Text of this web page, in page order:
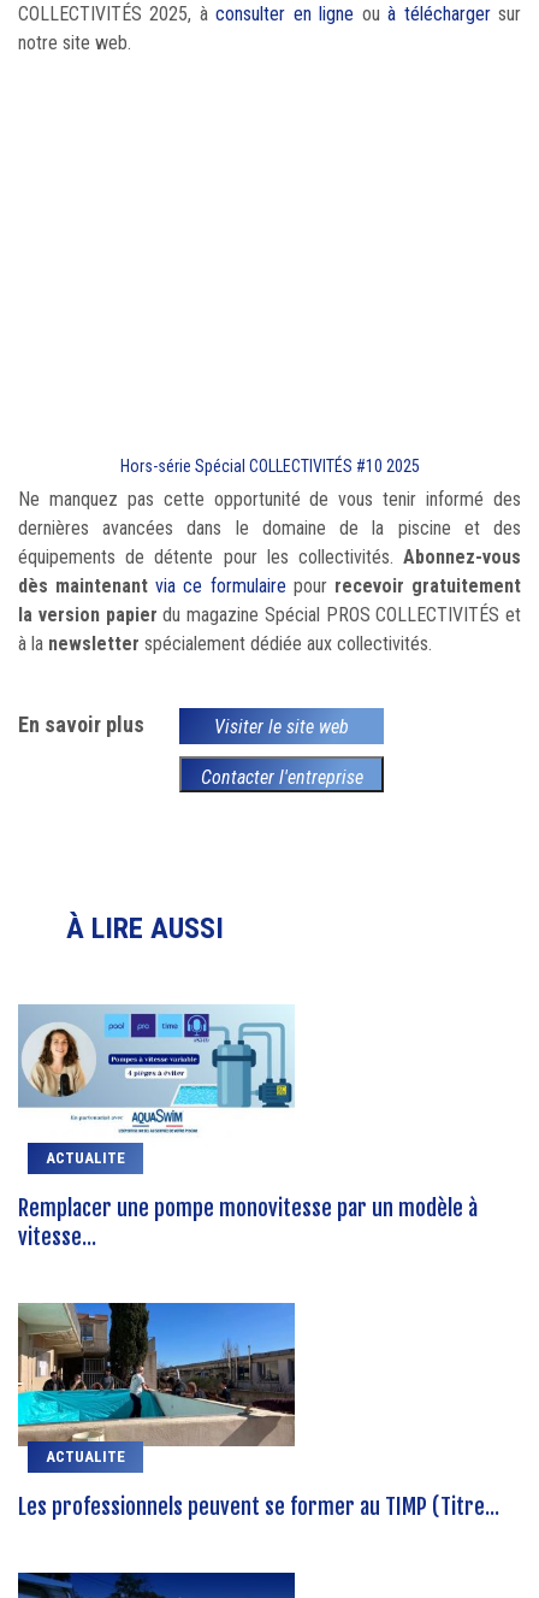
COLLECTIVITÉS 2025, àconsulter en ligne ouà téléchargersur
notre site web.
Hors-série Spécial COLLECTIVITÉS #10 2025
Ne manquez pas cette opportunité de vous tenir informé des
dernières avancées dans le domaine de la piscine et des
équipements de détente pour les collectivités. Abonnez-vous
dès maintenant via ce formulaire pour recevoir gratuitement
la version papier du magazine Spécial PROS COLLECTIVITÉS et
à la newsletter spécialement dédiée aux collectivités.
En savoir plus Visiter le site web
Contacter l'entreprise
À LIRE AUSSI
ACTUALITE
Remplacer une pompe monovitesse par un modèle à
vitesse...
ACTUALITE
Les professionnels peuvent se former au TIMP (Titre...